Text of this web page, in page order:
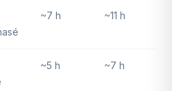
~7 h ~11 h
~5 h ~7 h